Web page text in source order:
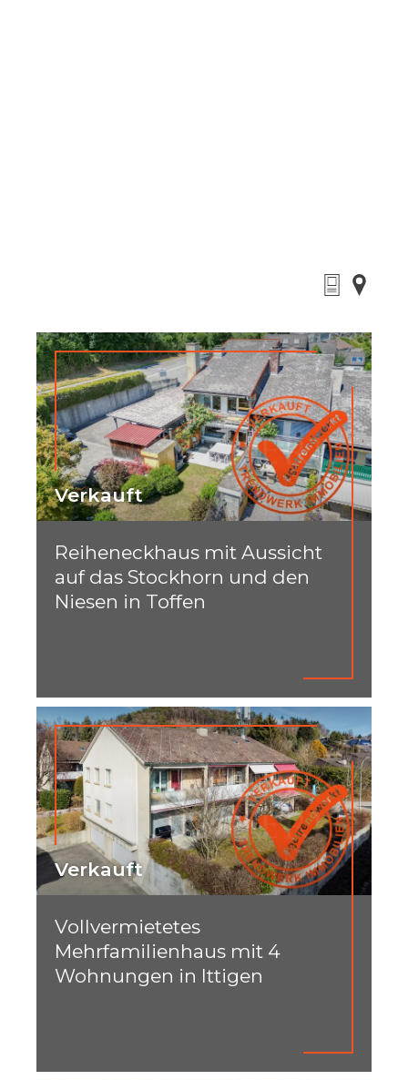
Verkauft
Reiheneckhaus mit Aussicht
auf das Stockhorn und den
Niesen in Toffen
Verkauft
Vollvermietetes
Mehrfamilienhaus mit 4
Wohnungen in Ittigen